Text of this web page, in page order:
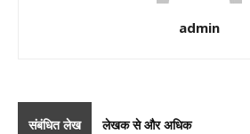
admin
संबंधित लेख लेखक से और अधिक